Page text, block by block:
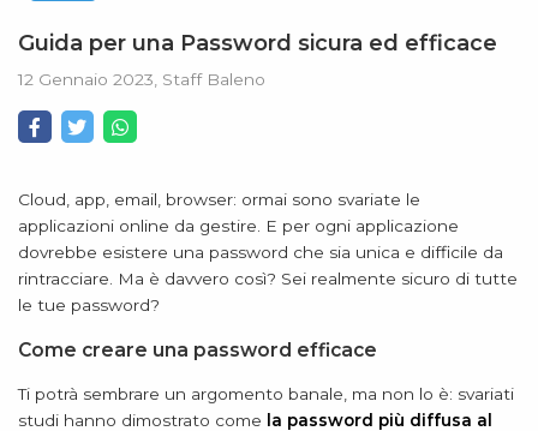
Guida per una Password sicura ed efficace
12 Gennaio 2023, Staff Baleno
Cloud, app, email, browser: ormai sono svariate le
applicazioni online da gestire. E per ogni applicazione
dovrebbe esistere una password che sia unica e difficile da
rintracciare. Ma è davvero così? Sei realmente sicuro di tutte
le tue password?
Come creare una password efficace
Ti potrà sembrare un argomento banale, ma non lo è: svariati
studi hanno dimostrato come la password più diffusa al